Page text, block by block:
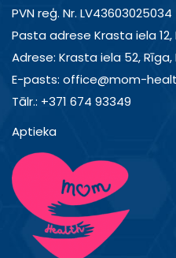
PVN reģ. Nr. LV43603025034
Pasta adrese Krasta iela 12,
Adrese: Krasta iela 52, Rīga,
E-pasts: office@mom-
Tālr.: +371 674 93349
Aptieka